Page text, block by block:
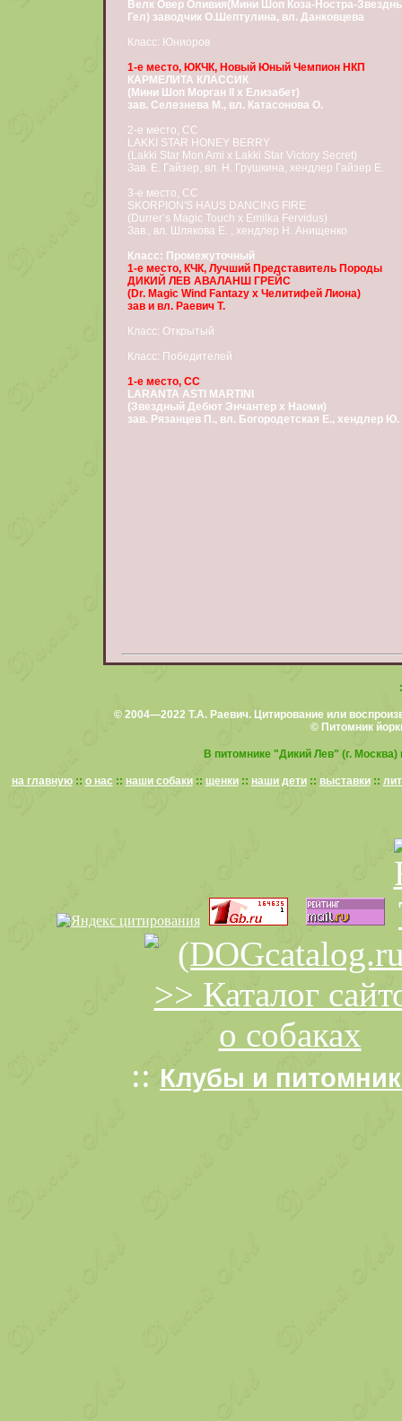
Велк Овер Оливия(Мини Шоп Коза-Ностра-
Гел) заводчик О.Шептулина, вл. Данковцева
Класс: Юниоров
1-е место, ЮКЧК, Новый Юный Чемпион НКП
КАРМЕЛИТА КЛАССИК
(Мини Шоп Морган II x Елизабет)
зав. Селезнева М., вл. Катасонова О.
2-е место, СС
LAKKI STAR HONEY BERRY
(Lakki Star Mon Ami x Lakki Star Victory Secret)
Зав. Е. Гайзер, вл. Н. Грушкина, хендлер Гайзер Е.
3-е место, СС
SKORPION'S HAUS DANCING FIRE
(Durrer’s Magic Touch x Emilka Fervidus)
Зав., вл. Шлякова Е. , хендлер Н. Анищенко
Класс: Промежуточный
1-е место, КЧК, Лучший Представитель Породы
ДИКИЙ ЛЕВ АВАЛАНШ ГРЕЙС
(Dr. Magic Wind Fantazy x Челитифей Лиона)
зав и вл. Раевич Т.
Класс: Открытый
Класс: Победителей
1-е место, СС
LARANTA ASTI MARTINI
(Звездный Дебют Энчантер х Наоми)
зав. Рязанцев П., вл. Богородетская Е., хендлер Ю.
© 2004—2022 Т.А. Раевич. Цитирование или
© Питомник
В питомнике "Дикий Лев" (г.
на главную:: о нас :: наши собаки:: щенки:: наши дети:: выставки::
:: Клубы и